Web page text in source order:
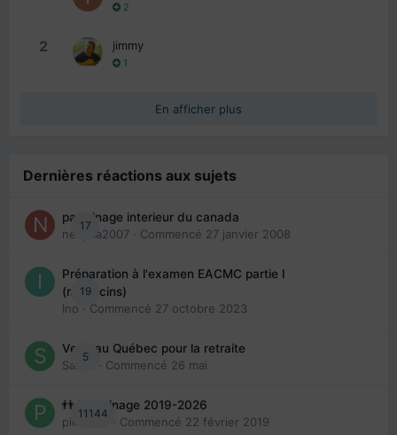
2
2 jimmy
1
En afficher plus
Dernières réactions aux sujets
17
parrainage interieur du canada
nedjma2007 · Commencé 27 janvier 2008
19
Préparation à l'examen EACMC partie I
(médecins)
Ino · Commencé 27 octobre 2023
5
Venir au Québec pour la retraite
Sab74
· Commencé 26 mai
11144
👬 Parrainage 2019-2026
piinoush · Commencé 22 février 2019